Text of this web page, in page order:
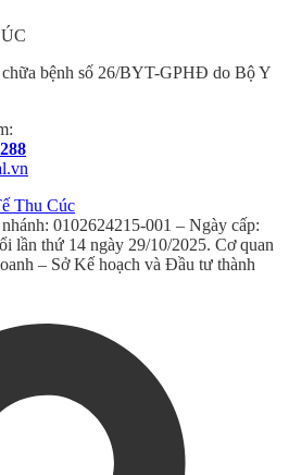
bệnh số 26/BYT-GPHĐ do Bộ Y
Thu Cúc
0102624215-001 – Ngày cấp:
lần thứ 14 ngày 29/10/2025. Cơ quan
– Sở Kế hoạch và Đầu tư thành